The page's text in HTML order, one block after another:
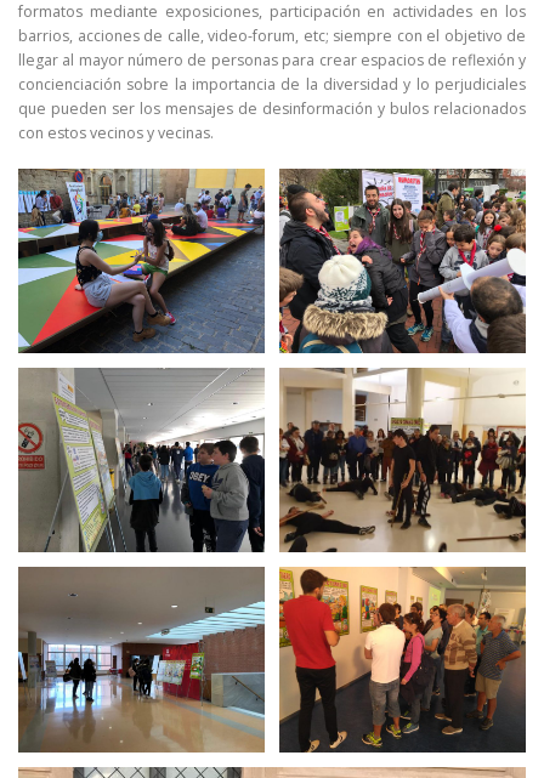
formatos mediante exposiciones, participación en actividades en los
barrios, acciones de calle, video-forum, etc; siempre con el objetivo de
llegar al mayor número de personas para crear espacios de reflexión y
concienciación sobre la importancia de la diversidad y lo perjudiciales
que pueden ser los mensajes de desinformación y bulos relacionados
con estos vecinos y vecinas.